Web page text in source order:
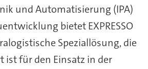
und Automatisierung (IPA)
bietet EXPRESSO
Speziallösung, die
ist für den Einsatz in der